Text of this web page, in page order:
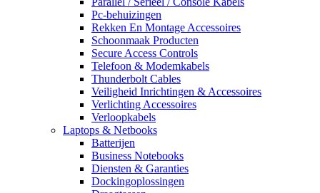
Pc-behuizingen
Rekken En Montage Accessoires
Schoonmaak Producten
Secure Access Controls
Telefoon & Modemkabels
Thunderbolt Cables
Veiligheid Inrichtingen & Accessoires
Verlichting Accessoires
Verloopkabels
Laptops & Netbooks
Batterijen
Business Notebooks
Diensten & Garanties
Dockingoplossingen